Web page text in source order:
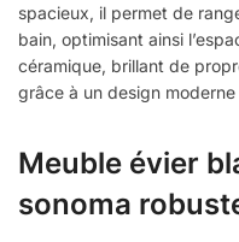
spacieux, il permet de
bain, optimisant ainsi
céramique, brillant de
grâce à un design
Meuble évier
sonoma